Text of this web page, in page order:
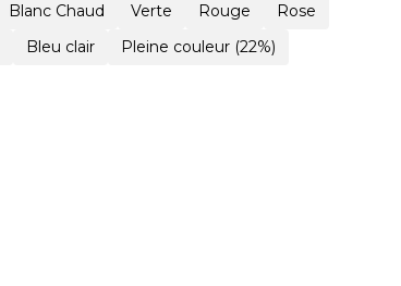
Blanc Chaud Verte Rouge
Rose
Bleu clair Pleine couleur (22%)